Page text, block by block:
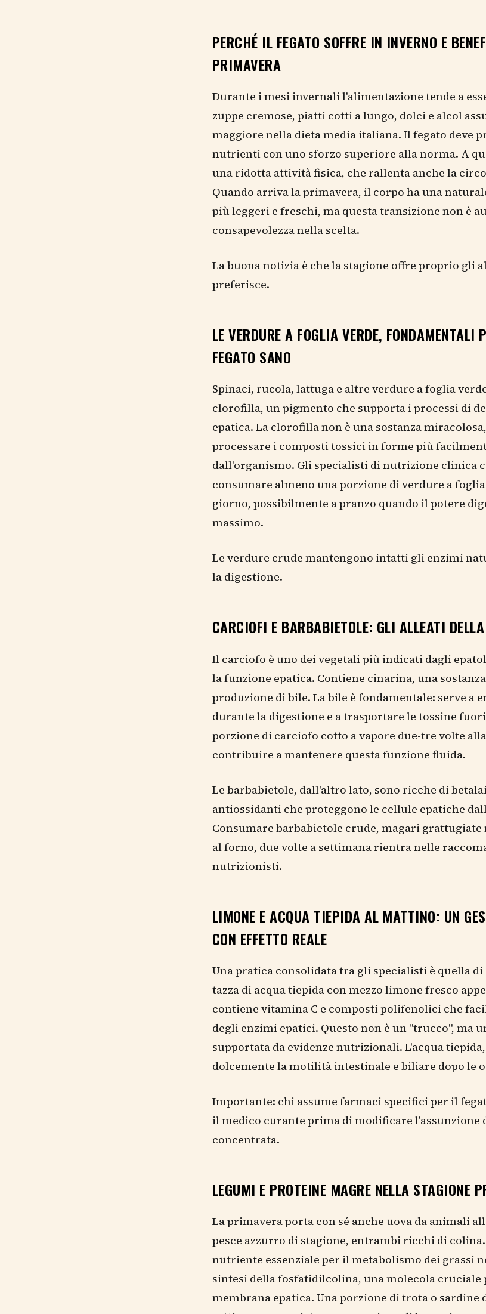
PERCHÉ IL FEGATO SOFFRE IN INVERNO E
PRIMAVERA
Durante i mesi invernali l'alimentazione tende a
zuppe cremose, piatti cotti a lungo, dolci e alcol
maggiore nella dieta media italiana. Il fegato deve
nutrienti con uno sforzo superiore alla norma. A
una ridotta attività fisica, che rallenta anche la
Quando arriva la primavera, il corpo ha una
più leggeri e freschi, ma questa transizione non è
consapevolezza nella scelta.
La buona notizia è che la stagione offre proprio gli
preferisce.
LE VERDURE A FOGLIA VERDE, FONDAMENTALI
FEGATO SANO
Spinaci, rucola, lattuga e altre verdure a foglia
clorofilla, un pigmento che supporta i processi di
epatica. La clorofilla non è una sostanza
processare i composti tossici in forme più
dall'organismo. Gli specialisti di nutrizione clinica
consumare almeno una porzione di verdure a
giorno, possibilmente a pranzo quando il potere
massimo.
Le verdure crude mantengono intatti gli enzimi
la digestione.
CARCIOFI E BARBABIETOLE: GLI ALLEATI
Il carciofo è uno dei vegetali più indicati dagli
la funzione epatica. Contiene cinarina, una
produzione di bile. La bile è fondamentale: serve a
durante la digestione e a trasportare le tossine
porzione di carciofo cotto a vapore due-tre volte
contribuire a mantenere questa funzione fluida.
Le barbabietole, dall'altro lato, sono ricche di
antiossidanti che proteggono le cellule epatiche
Consumare barbabietole crude, magari grattugiate
al forno, due volte a settimana rientra nelle
nutrizionisti.
LIMONE E ACQUA TIEPIDA AL MATTINO: UN
CON EFFETTO REALE
Una pratica consolidata tra gli specialisti è quella
tazza di acqua tiepida con mezzo limone fresco
contiene vitamina C e composti polifenolici che
degli enzimi epatici. Questo non è un "trucco", ma
supportata da evidenze nutrizionali. L'acqua
dolcemente la motilità intestinale e biliare dopo le
Importante: chi assume farmaci specifici per il
il medico curante prima di modificare l'assunzione
concentrata.
LEGUMI E PROTEINE MAGRE NELLA STAGIONE
La primavera porta con sé anche uova da animali
pesce azzurro di stagione, entrambi ricchi di
nutriente essenziale per il metabolismo dei grassi
sintesi della fosfatidilcolina, una molecola
membrana epatica. Una porzione di trota o sardine